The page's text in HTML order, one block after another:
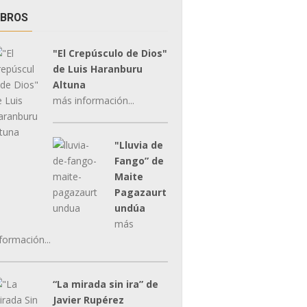
"El Crepúsculo de Dios"
de Luis Haranburu
Altuna
más información...
"Lluvia de
Fango” de
Maite
Pagazaurt
undúa
más
“La mirada sin ira” de
Javier Rupérez